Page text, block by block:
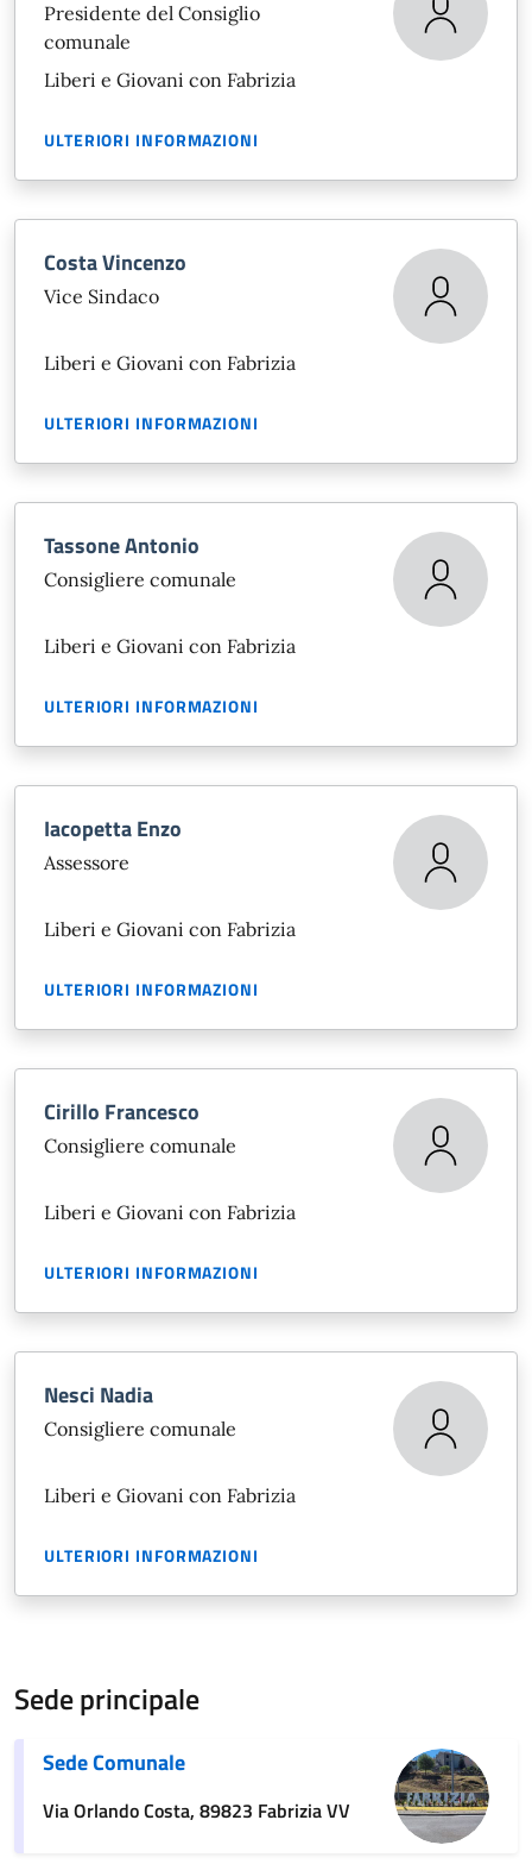
Presidente del Consiglio
comunale
Liberi e Giovani con Fabrizia
ULTERIORI INFORMAZIONI
Costa Vincenzo
Vice Sindaco
Liberi e Giovani con Fabrizia
ULTERIORI INFORMAZIONI
Tassone Antonio
Consigliere comunale
Liberi e Giovani con Fabrizia
ULTERIORI INFORMAZIONI
Iacopetta Enzo
Assessore
Liberi e Giovani con Fabrizia
ULTERIORI INFORMAZIONI
Cirillo Francesco
Consigliere comunale
Liberi e Giovani con Fabrizia
ULTERIORI INFORMAZIONI
Nesci Nadia
Consigliere comunale
Liberi e Giovani con Fabrizia
ULTERIORI INFORMAZIONI
Sede principale
Sede Comunale
Via Orlando Costa, 89823 Fabrizia VV